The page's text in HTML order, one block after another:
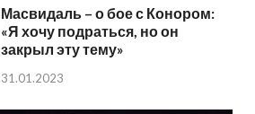
Масвидаль – о бое с Конором:
«Я хочу подраться, но он
закрыл эту тему»
31.01.2023